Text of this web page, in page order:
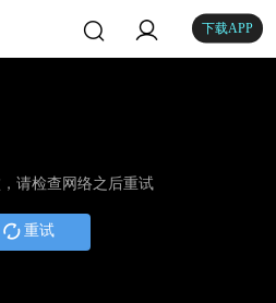
下载APP
请检查网络之后重试
重试